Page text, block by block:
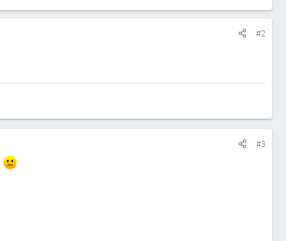
#2
#3